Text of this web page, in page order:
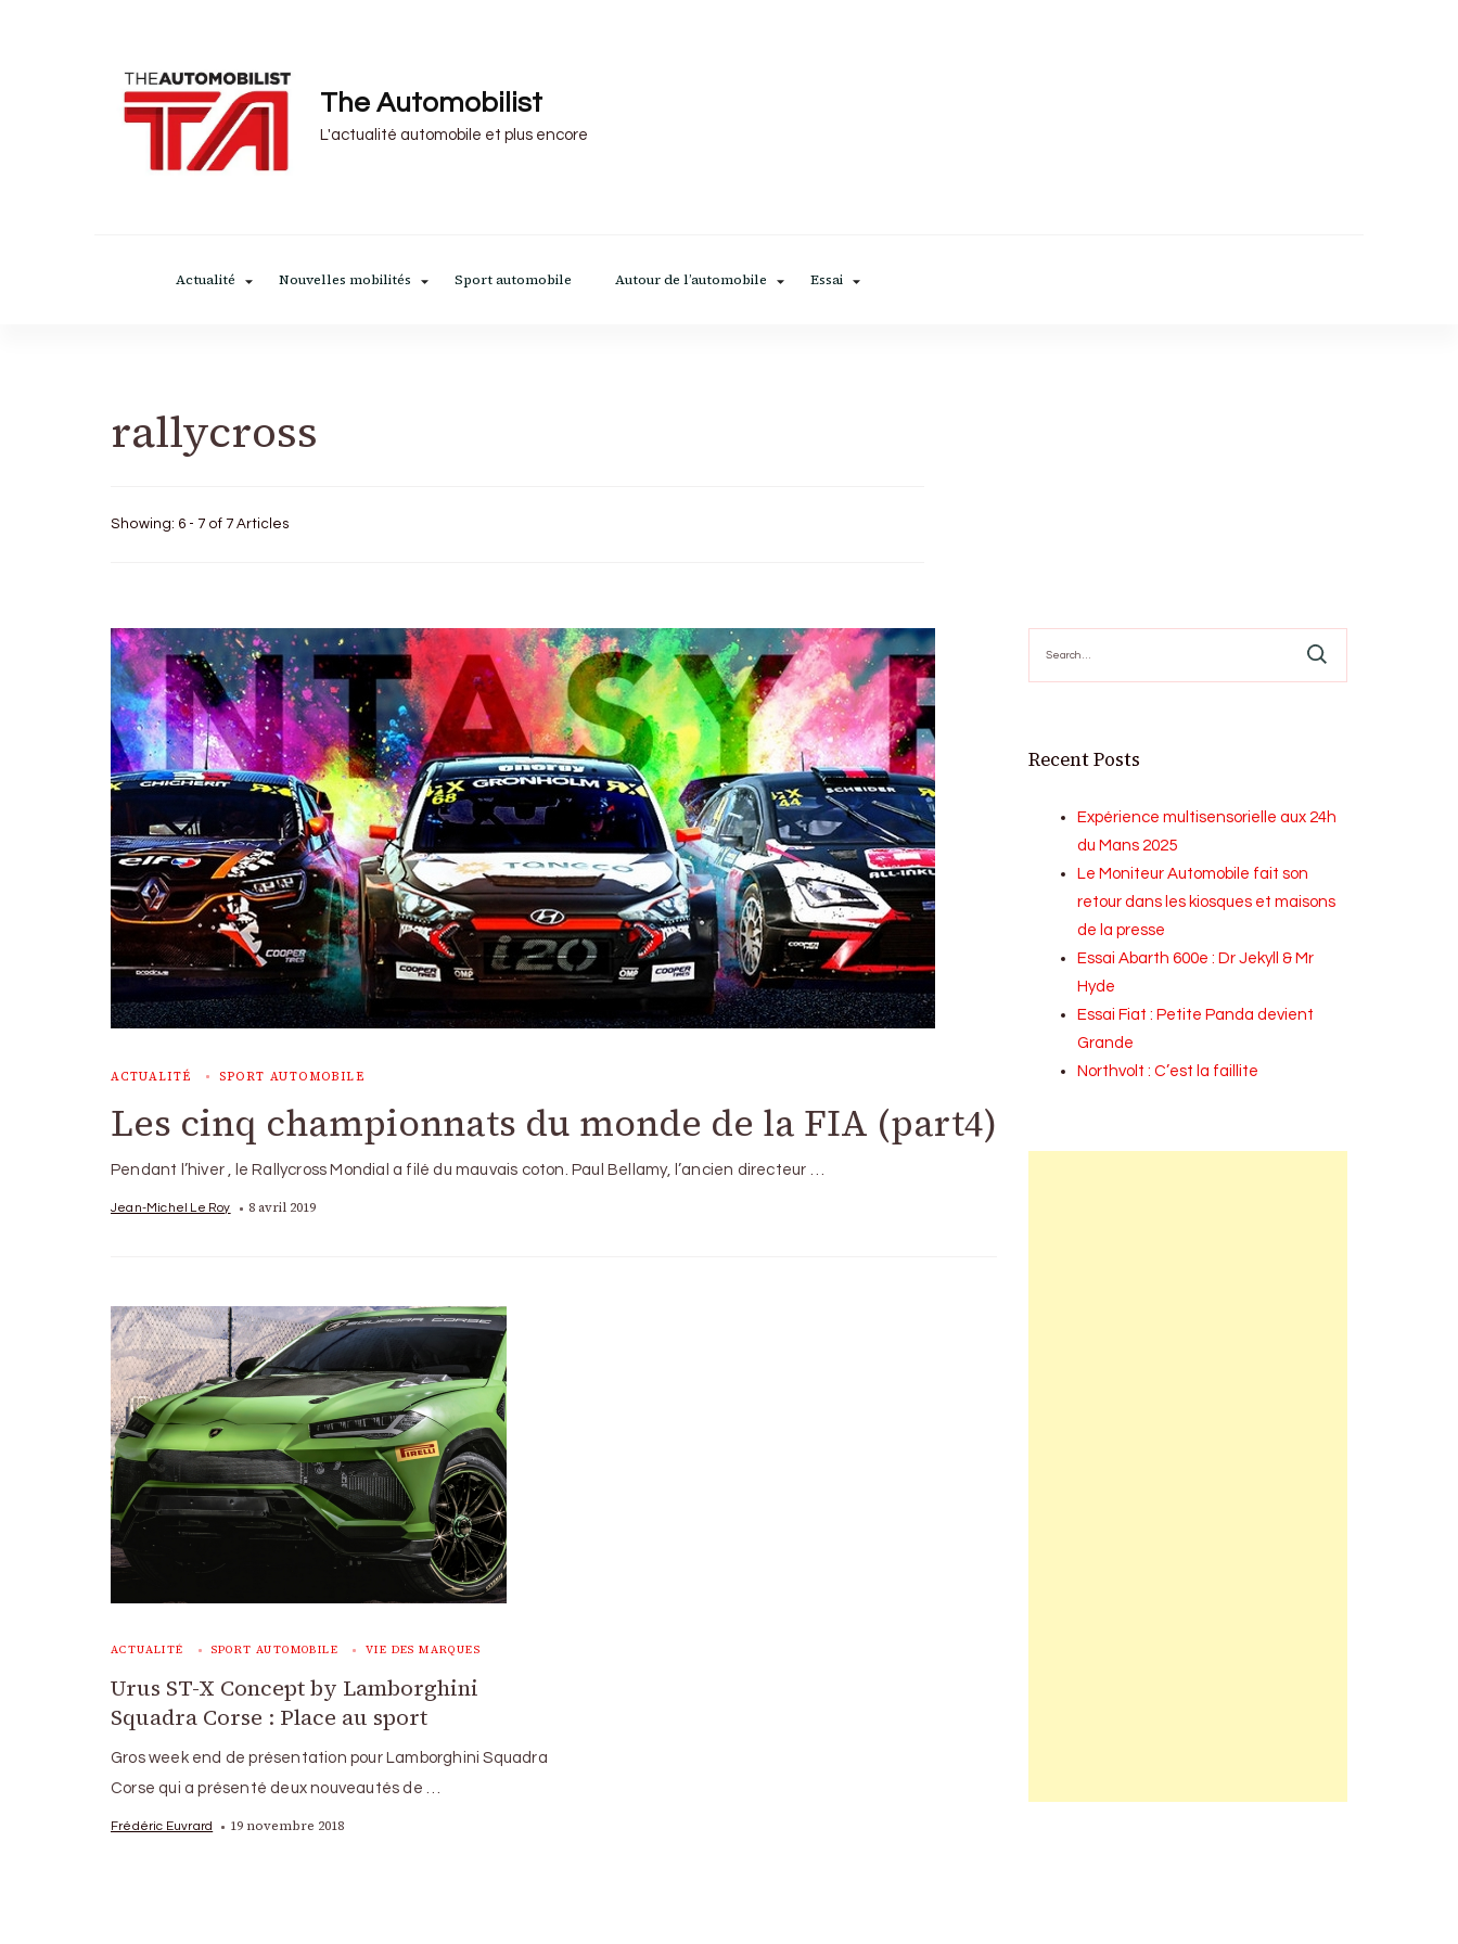
The Automobilist
L'actualité automobile et plus encore
Actualité Nouvelles mobilités Sport automobile Autour de l’automobile Essai
rallycross
Showing: 6 - 7 of 7 Articles
ACTUALITÉ SPORT AUTOMOBILE
Les cinq championnats du monde de la FIA (part4)
Pendant l’hiver , le Rallycross Mondial a filé du mauvais coton. Paul Bellamy, l’ancien directeur …
Jean-Michel Le Roy 8 avril 2019
ACTUALITÉ SPORT AUTOMOBILE VIE DES MARQUES
Urus ST-X Concept by Lamborghini
Squadra Corse : Place au sport
Gros week end de présentation pour Lamborghini Squadra
Corse qui a présenté deux nouveautés de …
Frédéric Euvrard 19 novembre 2018
for:
Recent Posts
Expérience multisensorielle aux 24h
du Mans 2025
Le Moniteur Automobile fait son
retour dans les kiosques et maisons
de la presse
Essai Abarth 600e : Dr Jekyll & Mr
Hyde
Essai Fiat : Petite Panda devient
Grande
Northvolt : C’est la faillite